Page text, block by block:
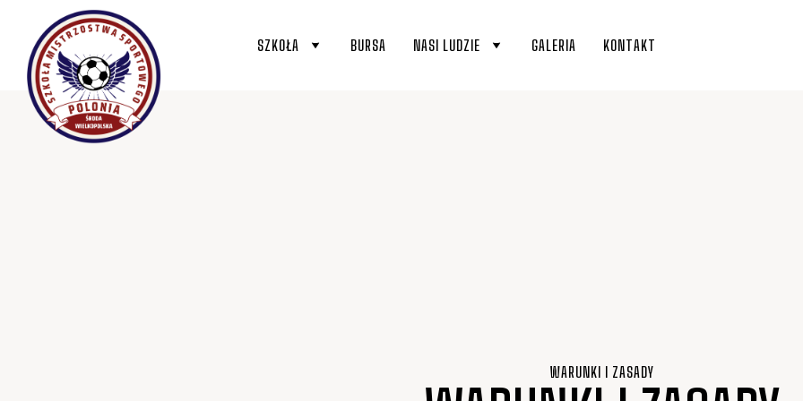
SZKOŁA BURSA NASI LUDZIE GALERIA KONTAKT
WARUNKI I ZASADY